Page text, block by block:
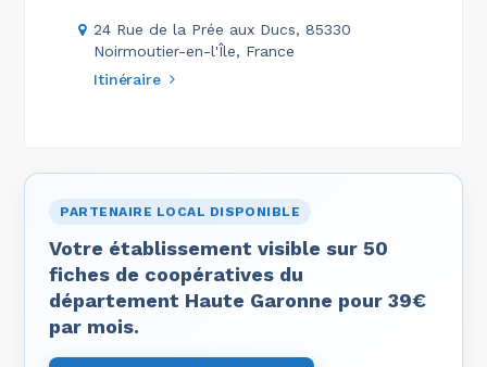
24 Rue de la Prée aux Ducs, 85330
Noirmoutier-en-l'Île, France
Itinéraire
PARTENAIRE LOCAL DISPONIBLE
Votre établissement visible sur 50
fiches de coopératives du
département Haute Garonne pour 39€
par mois.